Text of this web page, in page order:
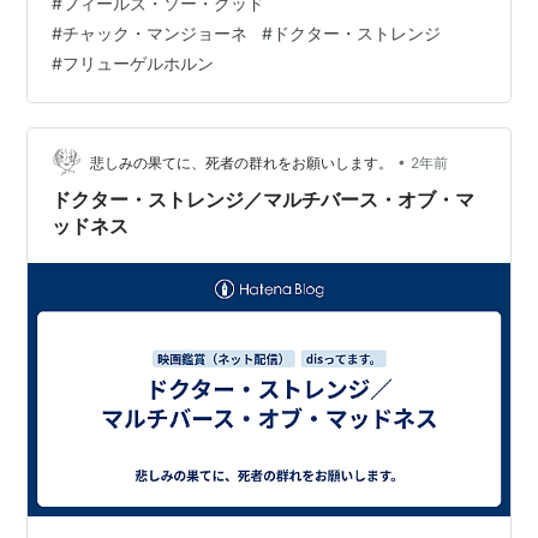
ズ・ソー・グッド」なのでした。 www.youtube.com そ
の強烈なインパクトとカッコ良さに、その時点ですっか
り映画に引き込まれてしまったのでした。 ９分に及ぶフ
ル演奏はこちら・・・ www.youtube.com 吹奏楽部に入
ってトランペットやフリューゲルホルンを手にした者
は…
#チャック・マンジョーネ # ドクター・ストレンジ
#フリューゲルホルン
悲しみの果てに、死者の群れをお願いします。 • 2年前
ドクター・ストレンジ／マルチバース・オブ・マ
ッドネス